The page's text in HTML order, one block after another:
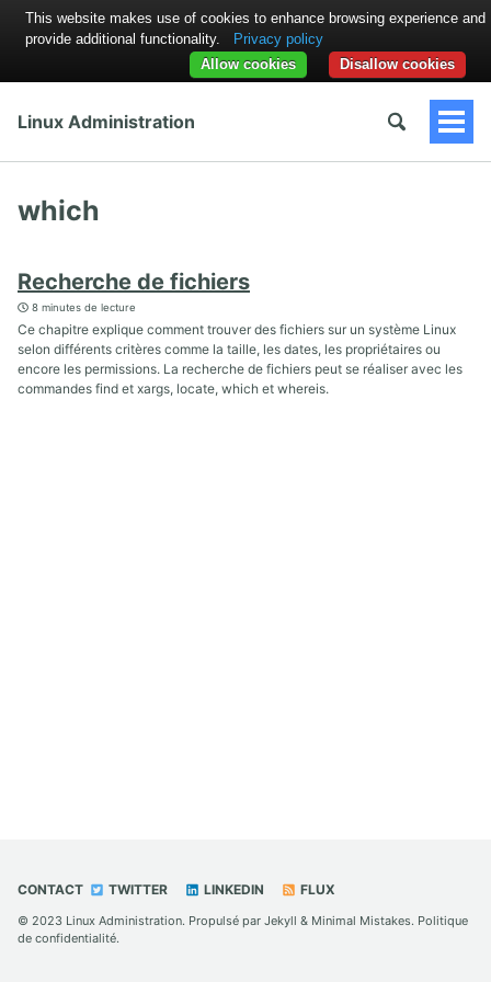
Linux Administration
which
Recherche de fichiers
8 minutes de lecture
Ce chapitre explique comment trouver des fichiers sur un système Linux
selon différents critères comme la taille, les dates, les propriétaires ou
encore les permissions. La recherche de fichiers peut se réaliser avec les
commandes find et xargs, locate, which et whereis.
CONTACT TWITTER LINKEDIN FLUX
© 2023 Linux Administration. Propulsé par Jekyll & Minimal Mistakes. Politique
de confidentialité.
This website makes use of cookies to enhance browsing experience and
provide additional functionality.
Privacy policy
Disallow cookies
Allow cookies